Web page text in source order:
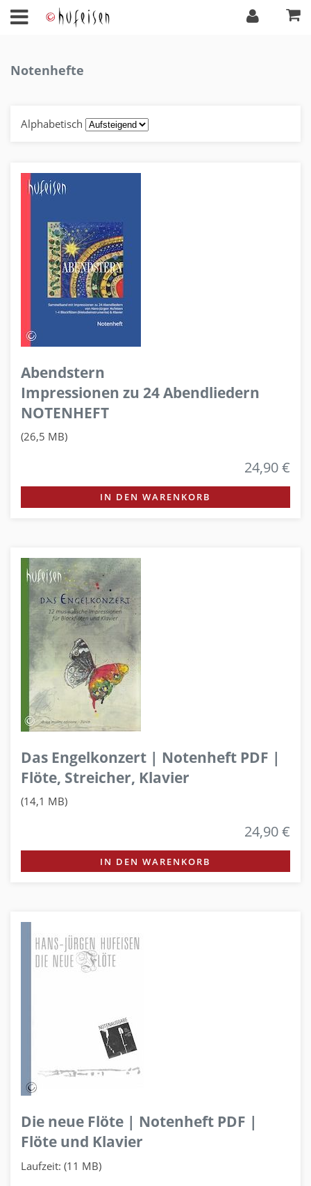
Notenhefte
Alphabetisch
Abendstern
Impressionen zu 24 Abendliedern
NOTENHEFT
(26,5 MB)
24,90 €
IN DEN WARENKORB
Das Engelkonzert | Notenheft PDF |
Flöte, Streicher, Klavier
(14,1 MB)
24,90 €
IN DEN WARENKORB
Die neue Flöte | Notenheft PDF |
Flöte und Klavier
Laufzeit: (11 MB)